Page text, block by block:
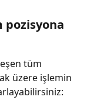
pozisyona
tüm
üzere işlemin